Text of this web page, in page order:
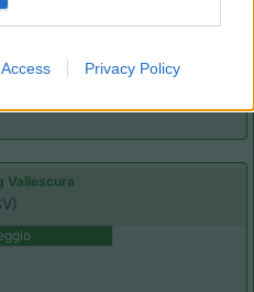
Privacy Policy
Vallescura